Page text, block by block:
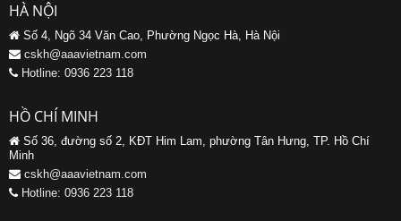
HÀ NỘI
Số 4, Ngõ 34 Văn Cao, Phường Ngọc Hà, Hà Nội
cskh@aaavietnam.com
Hotline: 0936 223 118
HỒ CHÍ MINH
Số 36, đường số 2, KĐT Him Lam, phường Tân Hưng, TP. Hồ Chí
Minh
cskh@aaavietnam.com
Hotline: 0936 223 118